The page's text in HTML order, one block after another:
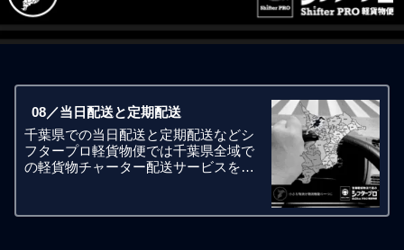
08／当日配送と定期配送
千葉県での当日配送と定期配送などシ
フタープロ軽貨物便では千葉県全域で
の軽貨物チャーター配送サービスを得
便、待機便、積み置き便、納期調整